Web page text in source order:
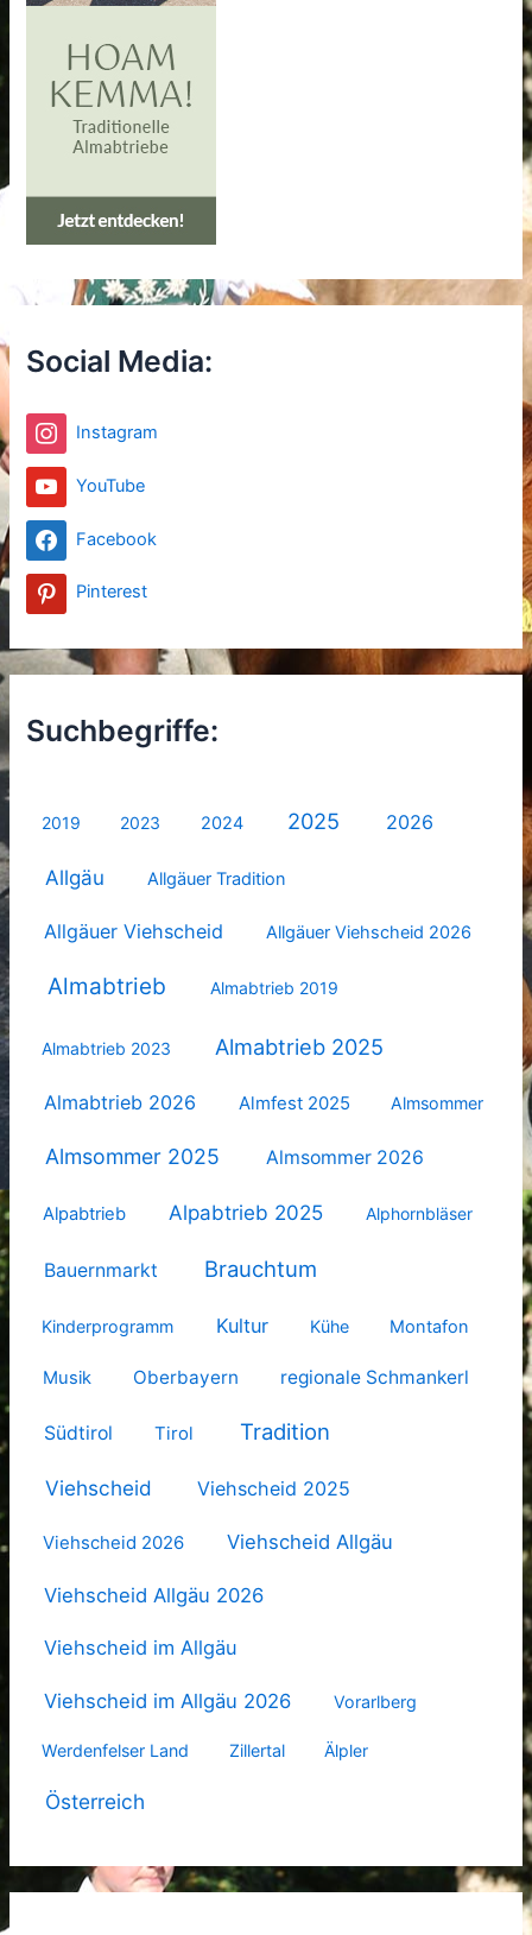
Social Media:
Instagram
YouTube
Facebook
Pinterest
Suchbegriffe:
2019 2023 2024 2025 2026
Allgäu Allgäuer Tradition
Allgäuer Viehscheid Allgäuer Viehscheid 2026
Almabtrieb Almabtrieb 2019
Almabtrieb 2023 Almabtrieb 2025
Almabtrieb 2026 Almfest 2025 Almsommer
Almsommer 2025 Almsommer 2026
Alpabtrieb Alpabtrieb 2025 Alphornbläser
Bauernmarkt Brauchtum
Kinderprogramm Kultur Kühe Montafon
Musik Oberbayern regionale Schmankerl
Südtirol Tirol Tradition
Viehscheid Viehscheid 2025
Viehscheid 2026 Viehscheid Allgäu
Viehscheid Allgäu 2026
Viehscheid im Allgäu
Viehscheid im Allgäu 2026 Vorarlberg
Werdenfelser Land Zillertal Älpler
Österreich